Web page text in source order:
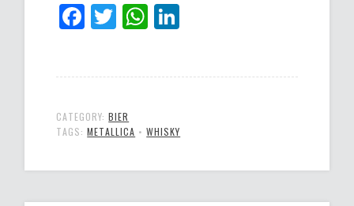
Facebook
TwitterWhatsApp
CATEGORY:BIER
TAGS:METALLICA •WHISKY